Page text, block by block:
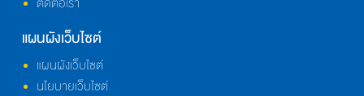
แผนผังเว็บไซต์
แผนผังเว็บไซต์
นโยบายเว็บไซต์